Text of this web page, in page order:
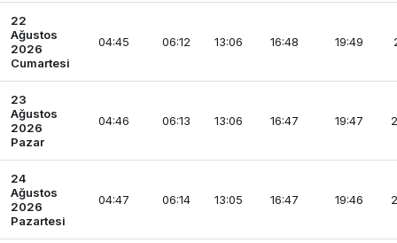
22
Ağustos
2026
Cumartesi
04:45 06:12 13:06 16:48 19:49
23
Ağustos
2026
Pazar
04:46 06:13 13:06 16:47 19:47
24
Ağustos
2026
Pazartesi
04:47 06:14 13:05 16:47 19:46